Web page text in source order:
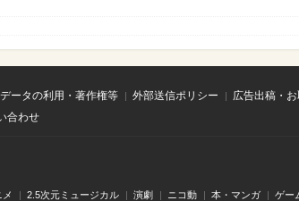
ータの利用・著作権等 外部送信ポリシー
広告出稿・
合わせ
メ 2.5次元ミュージカル 演劇 ニコ動 本・マンガ ゲー